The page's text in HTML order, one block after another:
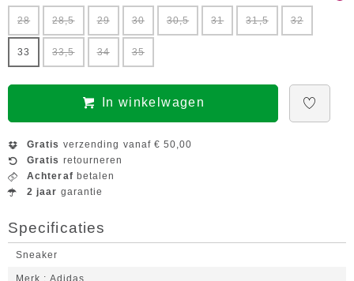
28 28,5 29 30 30,5 31 31,5 32
33 33,5 34 35
In winkelwagen
Gratis verzending vanaf € 50,00
Gratis retourneren
Achteraf betalen
2 jaar garantie
Specificaties
Sneaker
Merk Adidas